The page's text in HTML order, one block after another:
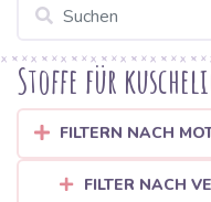
Stoffe für
FILTERN NACH
FILTER NACH